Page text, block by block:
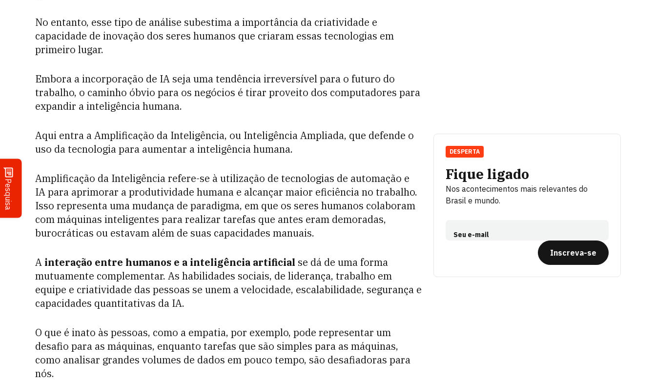
Pesquisa
No entanto, esse tipo de análise subestima a importância da criatividade e
capacidade de inovação dos seres humanos que criaram essas tecnologias em
primeiro lugar.
Embora a incorporação de IA seja uma tendência irreversível para o futuro do
trabalho, o caminho óbvio para os negócios é tirar proveito dos computadores para
expandir a inteligência humana.
Aqui entra a Amplificação da Inteligência, ou Inteligência Ampliada, que defende o
uso da tecnologia para aumentar a inteligência humana.
Amplificação da Inteligência refere-se à utilização de tecnologias de automação e
IA para aprimorar a produtividade humana e alcançar maior eficiência no trabalho.
Isso representa uma mudança de paradigma, em que os seres humanos colaboram
com máquinas inteligentes para realizar tarefas que antes eram demoradas,
burocráticas ou estavam além de suas capacidades manuais.
A interação entre humanos e a inteligência artificial se dá de uma forma
mutuamente complementar. As habilidades sociais, de liderança, trabalho em
equipe e criatividade das pessoas se unem a velocidade, escalabilidade, segurança e
capacidades quantitativas da IA.
O que é inato às pessoas, como a empatia, por exemplo, pode representar um
desafio para as máquinas, enquanto tarefas que são simples para as máquinas,
como analisar grandes volumes de dados em pouco tempo, são desafiadoras para
nós.
Fique ligado
Nos acontecimentos mais relevantes do
Brasil e mundo.
Seu e-mail
Inscreva-se
DESPERTA